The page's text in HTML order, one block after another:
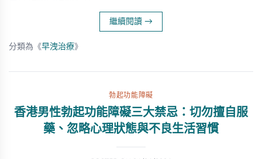
繼續閱讀 →
分類為《早洩治療》
勃起功能障礙
香港男性勃起功能障礙三大禁忌：切勿擅自服
藥、忽略心理狀態與不良生活習慣